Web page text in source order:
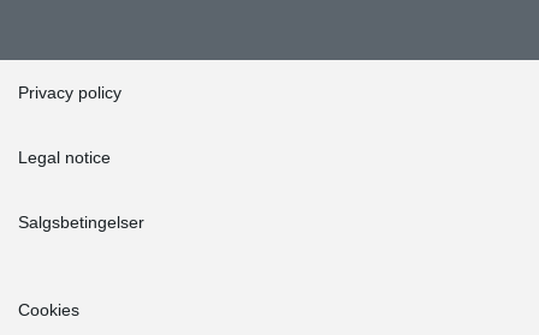
Privacy policy
Legal notice
Salgsbetingelser
Cookies